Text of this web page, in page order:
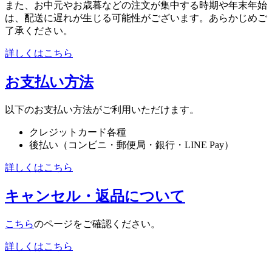
また、お中元やお歳暮などの注文が集中する時期や年末年始
は、配送に遅れが生じる可能性がございます。あらかじめご
了承ください。
詳しくはこちら
お支払い方法
以下のお支払い方法がご利用いただけます。
クレジットカード各種
後払い（コンビニ・郵便局・銀行・LINE Pay）
詳しくはこちら
キャンセル・返品について
こちらのページをご確認ください。
詳しくはこちら